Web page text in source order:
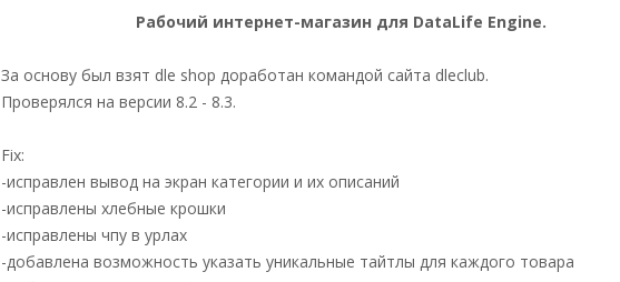
Рабочий интернет-магазин для DataLife Engine.
За основу был взят dle shop доработан командой сайта dleclub.
Проверялся на версии 8.2 - 8.3.
Fix:
-исправлен вывод на экран категории и их описаний
-исправлены хлебные крошки
-исправлены чпу в урлах
-добавлена возможность указать уникальные тайтлы для каждого товара